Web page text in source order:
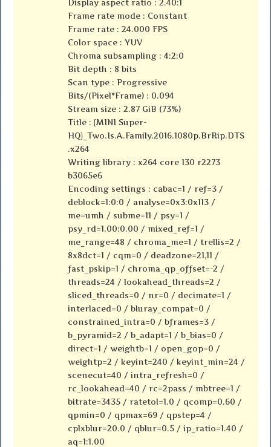
Display aspect ratio : 2.40:1
Frame rate mode : Constant
Frame rate : 24.000 FPS
Color space : YUV
Chroma subsampling : 4:2:0
Bit depth : 8 bits
Scan type : Progressive
Bits/(Pixel*Frame) : 0.094
Stream size : 2.87 GiB (73%)
Title : {MINI Super-
HQ}_Two.Is.A.Family.2016.1080p.BrRip.DTS
.x264
Writing library : x264 core 130 r2273
b3065e6
Encoding settings : cabac=1 / ref=3 /
deblock=1:0:0 / analyse=0x3:0x113 /
me=umh / subme=11 / psy=1 /
psy_rd=1.00:0.00 / mixed_ref=1 /
me_range=48 / chroma_me=1 / trellis=2 /
8x8dct=1 / cqm=0 / deadzone=21,11 /
fast_pskip=1 / chroma_qp_offset=-2 /
threads=24 / lookahead_threads=2 /
sliced_threads=0 / nr=0 / decimate=1 /
interlaced=0 / bluray_compat=0 /
constrained_intra=0 / bframes=3 /
b_pyramid=2 / b_adapt=1 / b_bias=0 /
direct=1 / weightb=1 / open_gop=0 /
weightp=2 / keyint=240 / keyint_min=24 /
scenecut=40 / intra_refresh=0 /
rc_lookahead=40 / rc=2pass / mbtree=1 /
bitrate=3435 / ratetol=1.0 / qcomp=0.60 /
qpmin=0 / qpmax=69 / qpstep=4 /
cplxblur=20.0 / qblur=0.5 / ip_ratio=1.40 /
aq=1:1.00